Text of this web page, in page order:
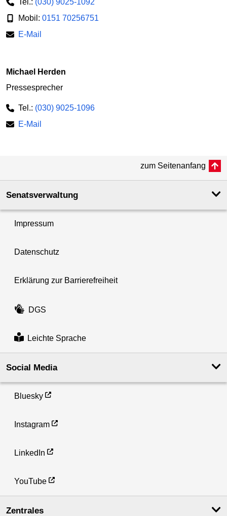
Tel.: (030) 9025-1092
Mobil: 0151 70256751
E-Mail
Michael Herden
Pressesprecher
Tel.: (030) 9025-1096
E-Mail
zum Seitenanfang
Senatsverwaltung
Impressum
Datenschutz
Erklärung zur Barrierefreiheit
DGS
Leichte Sprache
Social Media
Bluesky
Instagram
LinkedIn
YouTube
Zentrales